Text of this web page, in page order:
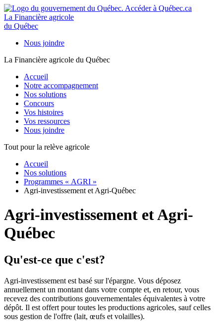
La Financière agricole
du Québec
Nous joindre
La Financière agricole du Québec
Accueil
Notre accompagnement
Nos solutions
Concours
Vos histoires
Vos ressources
Nous joindre
Tout pour la relève agricole
Accueil
Nos solutions
Programmes « AGRI »
Agri-investissement et Agri-Québec
Agri-investissement et Agri-
Québec
Qu'est-ce que c'est?
Agri-investissement est basé sur l'épargne. Vous déposez
annuellement un montant dans votre compte et, en retour, vous
recevez des contributions gouvernementales équivalentes à votre
dépôt. Il est offert pour toutes les productions agricoles, sauf celles
sous gestion de l'offre (lait, œufs et volailles).